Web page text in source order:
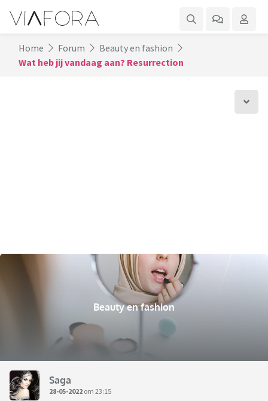
Home Forum
Beauty en fashion
Wat heb jij vandaag aan? Resurrection
Beauty en fashion
Saga
28-05-2022 om 23:15